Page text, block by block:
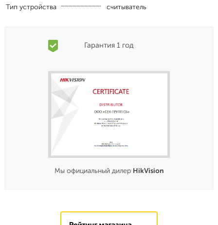
Тип устройства
считыватель
Гарантия 1 год
Мы официальный дилер HikVision